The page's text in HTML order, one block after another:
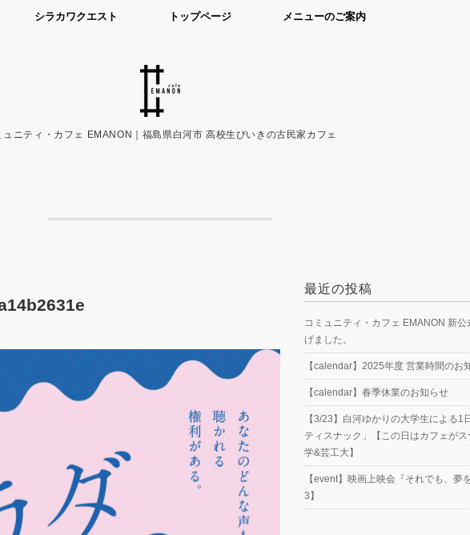
シラカワクエスト トップページ メニューのご案内
ュニティ・カフェ EMANON｜福島県白河市 高校生びいきの古民家カフェ
最近の投稿
コミュニティ・カフェ EMANON 新
げました。
【calendar】2025年度 営業時間のお
【calendar】春季休業のお知らせ
【3/23】白河ゆかりの大学生による1
ティスナック」【この日はカフェが
学&芸工大】
【event】映画上映会『それでも、夢
3】